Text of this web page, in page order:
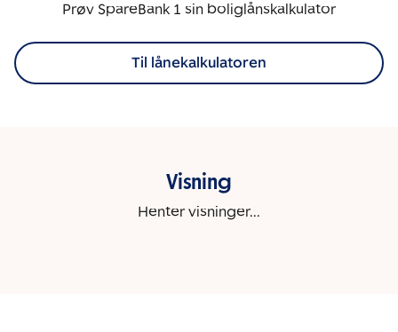
Prøv SpareBank 1 sin boliglånskalkulator
Til lånekalkulatoren
Visning
Henter visninger...